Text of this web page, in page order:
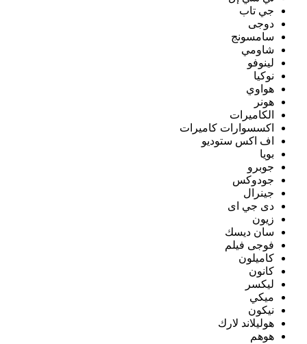
جي تاب
دوجى
سامسونج
شاومي
لينوفو
نوكيا
هواوي
هونر
الكاميرات
اكسسوارات كاميرات
اف اكس ستوديو
بويا
جوبرو
جودوكس
جينرال
دى جي اى
زيون
سان ديسك
فوجى فيلم
كاميلون
كانون
ليكسر
ميكي
نيكون
هوليلاند لارك
هوهم